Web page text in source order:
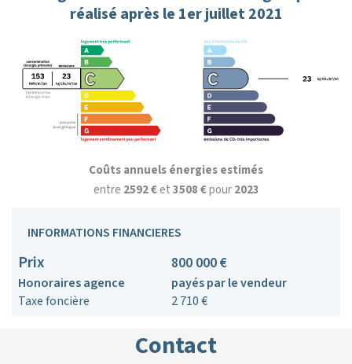
réalisé après le 1er juillet 2021
Coûts annuels énergies estimés
entre 2592 €et3508 €pour2023
INFORMATIONS FINANCIERES
Prix 800 000 €
Honoraires agence
payés par le vendeur
Taxe foncière
2 710 €
Contact